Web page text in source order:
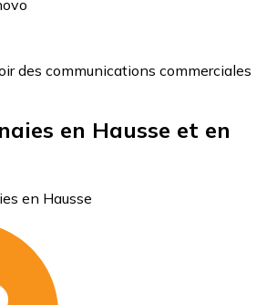
des communications commerciales
en Hausse et en
en Hausse